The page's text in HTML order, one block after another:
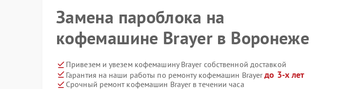
Замена пароблока на
кофемашине Brayer в Воронеже
Привезем и увезем кофемашину Brayer собственной доставкой
Гарантия на наши работы по ремонту кофемашин Brayerдо 3-х лет
Срочный ремонт кофемашин Brayer в течении часа